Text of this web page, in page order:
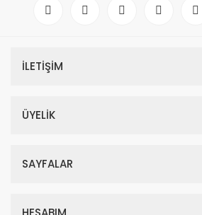
İLETİŞİM
ÜYELİK
SAYFALAR